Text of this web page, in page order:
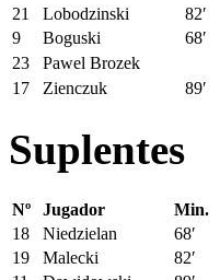
21
Lobodzinski 82′
9
Boguski 68′
23
Pawel Brozek
17
Zienczuk 89′
Suplentes
Nº Jugador Min.
18
Niedzielan 68′
19
Malecki 82′